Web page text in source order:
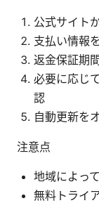
公式サイト
支払い情報
返金保証期
必要に応じ
認
自動更新を
注意点
地域によっ
無料トライ